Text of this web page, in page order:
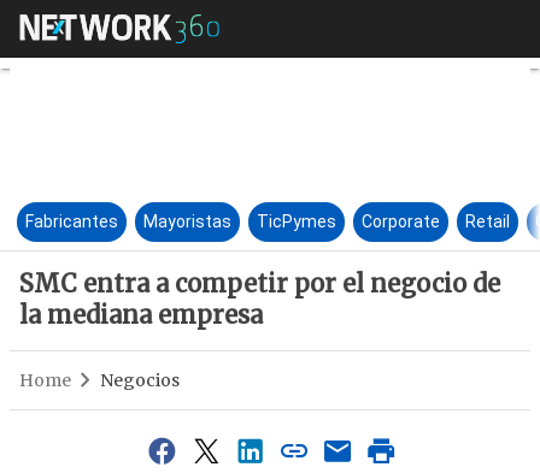
SMC entra a competir por el
Fabricantes Mayoristas TicPymes Corporate Retail
SMC entra a competir por el negocio de
la mediana empresa
Home Negocios